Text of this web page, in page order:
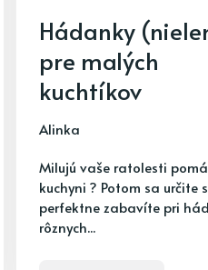
Hádanky
pre malých
kuchtíkov
Alinka
Milujú vaše ratolesti
kuchyni ? Potom sa určite
perfektne zabavíte pri
rôznych...